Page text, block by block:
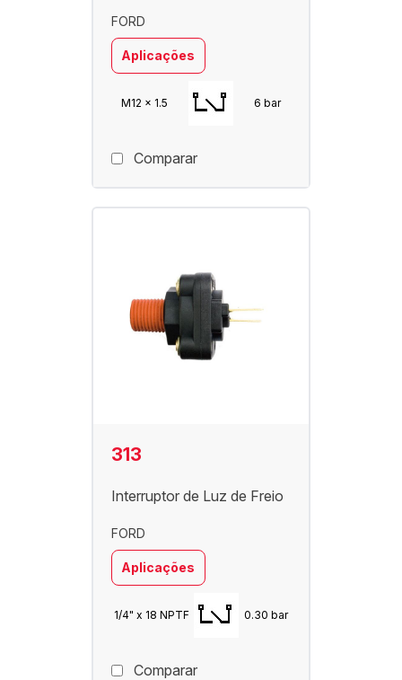
FORD
Aplicações
M12 x 1.5 6 bar
Comparar
313
Interruptor de Luz de Freio
FORD
Aplicações
1/4" x 18 NPTF 0.30 bar
Comparar